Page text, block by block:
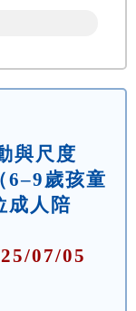
與尺度
歲孩童
成人陪
07/05